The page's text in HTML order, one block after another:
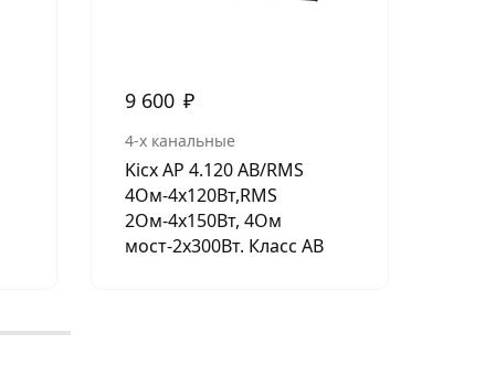
9 600 ₽
4-х канальные
Kicx AP 4.120 AB/RMS
4Ом-4х120Вт,RMS
2Ом-4х150Вт, 4Ом
мост-2х300Вт. Класс АВ